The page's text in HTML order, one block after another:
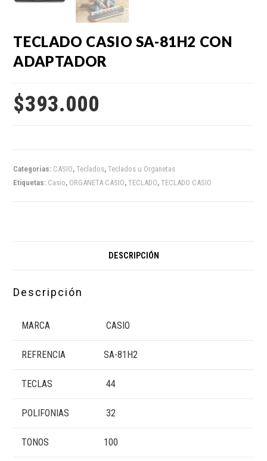
TECLADO CASIO SA-81H2 CON
ADAPTADOR
$393.000
Categorías: CASIO,Teclados,Teclados u Organetas
Etiquetas: Casio, ORGANETA CASIO,TECLADO,TECLADO CASIO
DESCRIPCIÓN
Descripción
MARCA CASIO
REFRENCIA SA-81H2
TECLAS 44
POLIFONIAS 32
TONOS 100